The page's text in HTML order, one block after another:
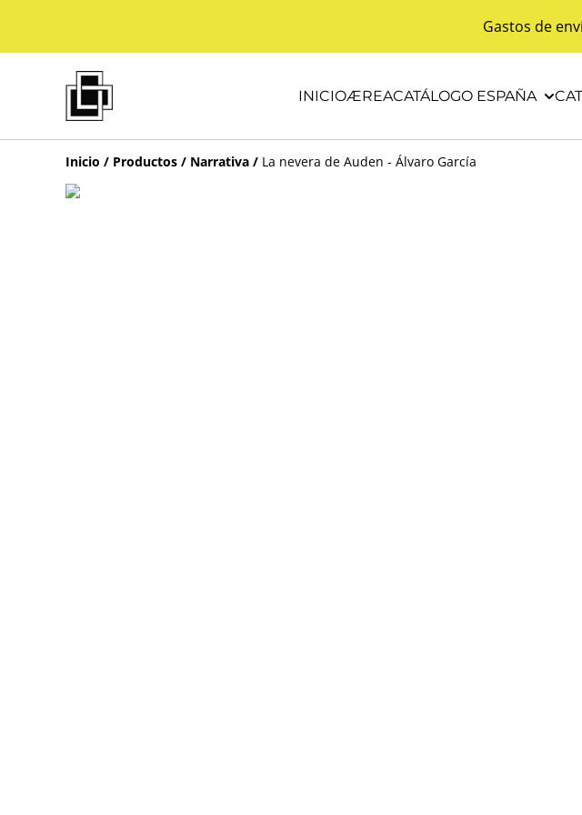
Gastos de
INICIOÆREACATÁLOGO ESPAÑA
Inicio / Productos / Narrativa / La nevera de Auden - Álvaro García